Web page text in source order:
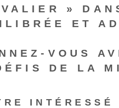
»
ET
VOUS
DE LA